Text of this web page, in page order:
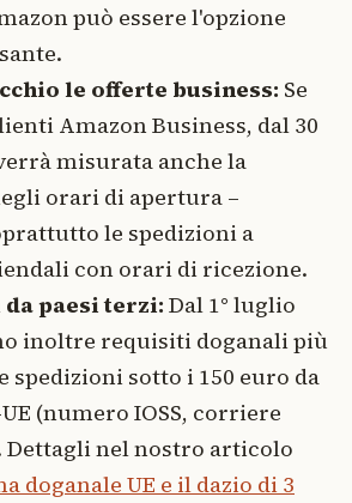
può essere l'opzione
le offerte business: Se
Amazon Business, dal 30
misurata anche la
orari di apertura –
le spedizioni a
con orari di ricezione.
paesi terzi:Dal 1° luglio
inoltre requisiti doganali più
spedizioni sotto i 150 euro da
(numero IOSS, corriere
Dettagli nel nostro articolo
doganale UE e il dazio di 3